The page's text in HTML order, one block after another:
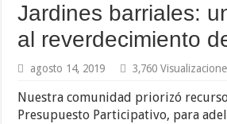
Jardines barriales:
al reverdecimiento
agosto 14, 2019 3,760
Nuestra comunidad priorizó
Presupuesto Participativo, para